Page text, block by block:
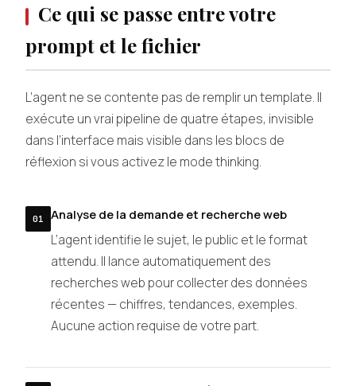
Ce qui se passe entre votre
prompt et le fichier
L’agent ne se contente pas de remplir un template. Il
exécute un vrai pipeline de quatre étapes, invisible
dans l’interface mais visible dans les blocs de
réflexion si vous activez le mode thinking.
01 Analyse de la demande et recherche web
L’agent identifie le sujet, le public et le format
attendu. Il lance automatiquement des
recherches web pour collecter des données
récentes — chiffres, tendances, exemples.
Aucune action requise de votre part.